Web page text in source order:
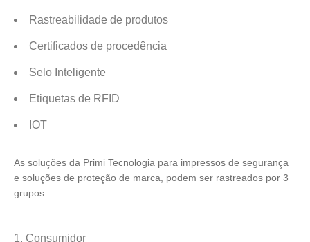
Rastreabilidade de produtos
Certificados de procedência
Selo Inteligente
Etiquetas de RFID
IOT
As soluções da Primi Tecnologia para impressos de segurança
e soluções de proteção de marca, podem ser rastreados por 3
grupos:
Consumidor